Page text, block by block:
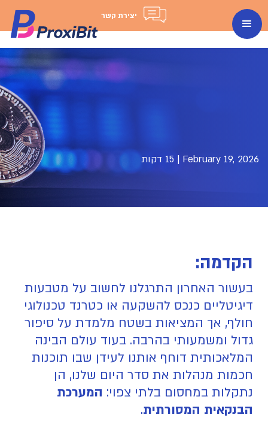
יצירת קשר
February 19, 2026
| 15 דקות
הקדמה:
בעשור האחרון התרגלנו לחשוב על מטבעות
דיגיטליים כנכס להשקעה או כטרנד טכנולוגי
חולף, אך המציאות בשטח מלמדת על סיפור
גדול ומשמעותי בהרבה. בעוד עולם הבינה
המלאכותית דוחף אותנו לעידן שבו תוכנות
חכמות מנהלות את סדר היום שלנו, הן
נתקלות במחסום בלתי צפוי: המערכת
הבנקאית המסורתית.